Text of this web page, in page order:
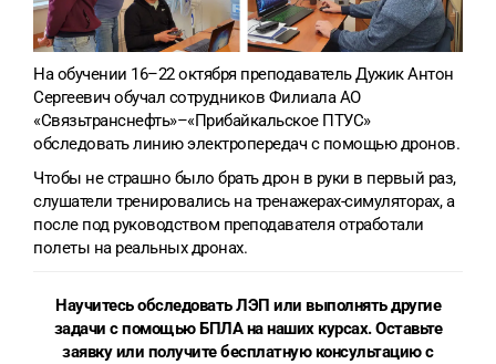
На обучении 16–22 октября преподаватель Дужик Антон
Сергеевич обучал сотрудников Филиала АО
«Связьтранснефть»–«Прибайкальское ПТУС»
обследовать линию электропередач с помощью дронов.
Чтобы не страшно было брать дрон в руки в первый раз,
слушатели тренировались на тренажерах-симуляторах, а
после под руководством преподавателя отработали
полеты на реальных дронах.
Научитесь обследовать ЛЭП или выполнять другие
задачи с помощью БПЛА на наших курсах. Оставьте
заявку или получите бесплатную консультацию с